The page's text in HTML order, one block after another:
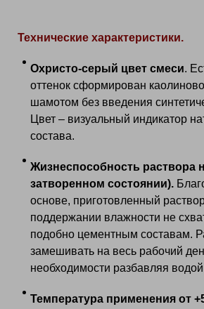
Технические характеристики.
Охристо-серый цвет смеси.
оттенок сформирован
шамотом без введения
Цвет – визуальный индикатор
состава.
Жизнеспособность раствора
затворенном состоянии).
основе, приготовленный
поддержании влажности не
подобно цементным составам.
замешивать на весь рабочий
необходимости разбавляя
Температура применения от